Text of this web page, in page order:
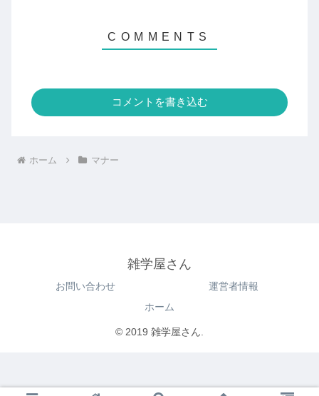
コメントを書き込む
ホーム マナー
雑学屋さん
お問い合わせ
運営者情報
ホーム
© 2019 雑学屋さん.